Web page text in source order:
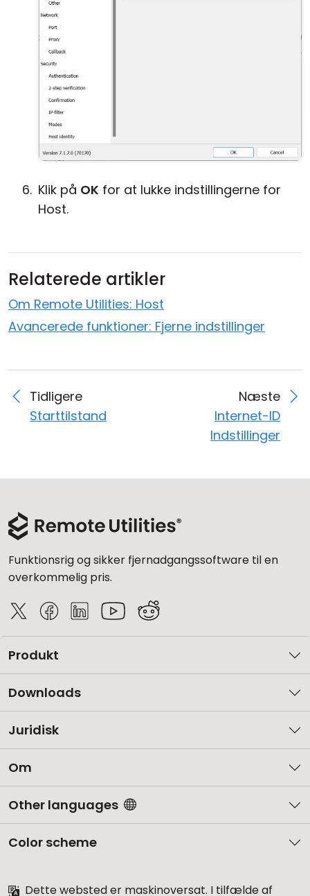
Klik på OK for at lukke indstillingerne for
Host.
Relaterede artikler
Om Remote Utilities: Host
Avancerede funktioner: Fjerne indstillinger
Tidligere
Starttilstand
Næste
Internet-ID
Indstillinger
Funktionsrig og sikker fjernadgangssoftware til en
overkommelig pris.
Produkt
Downloads
Juridisk
Om
Other languages
Color scheme
Dette websted er maskinoversat. I tilfælde af